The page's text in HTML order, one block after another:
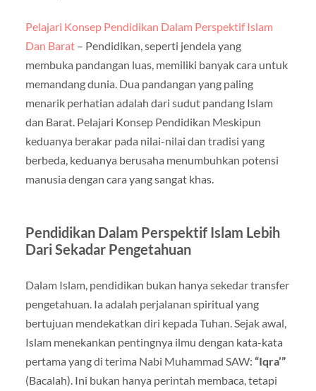
Pelajari Konsep Pendidikan Dalam Perspektif Islam
Dan Barat– Pendidikan, seperti jendela yang
membuka pandangan luas, memiliki banyak cara untuk
memandang dunia. Dua pandangan yang paling
menarik perhatian adalah dari sudut pandang Islam
dan Barat. Pelajari Konsep Pendidikan Meskipun
keduanya berakar pada nilai-nilai dan tradisi yang
berbeda, keduanya berusaha menumbuhkan potensi
manusia dengan cara yang sangat khas.
Pendidikan Dalam Perspektif Islam Lebih
Dari Sekadar Pengetahuan
Dalam Islam, pendidikan bukan hanya sekedar transfer
pengetahuan. Ia adalah perjalanan spiritual yang
bertujuan mendekatkan diri kepada Tuhan. Sejak awal,
Islam menekankan pentingnya ilmu dengan kata-kata
pertama yang di terima Nabi Muhammad SAW: “Iqra’”
(Bacalah). Ini bukan hanya perintah membaca, tetapi